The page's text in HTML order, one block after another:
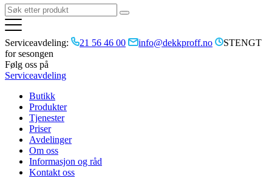
Serviceavdeling: 21 56 46 00 info@dekkproff.no
STENGT
for sesongen
Følg oss på
Serviceavdeling
Butikk
Produkter
Tjenester
Priser
Avdelinger
Om oss
Informasjon og råd
Kontakt oss